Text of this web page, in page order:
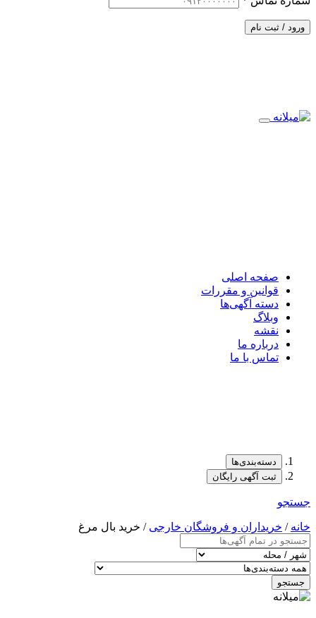
ورود / ثبت نام
صفحه اصلی
قوانین و مقررات
دسته آگهی‌ها
وبلاگ
نقشه
درباره ما
تماس با ما
دسته‌بندی‌ها
ثبت آگهی رایگان
جستجو
خانه/ خریداران و فروشگان خارجی / خرید بال مرغ
جستجو